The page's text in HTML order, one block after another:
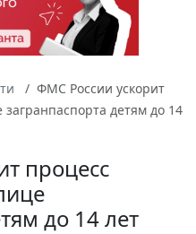
ФМС России ускорит
детям до 14
процесс
до 14 лет